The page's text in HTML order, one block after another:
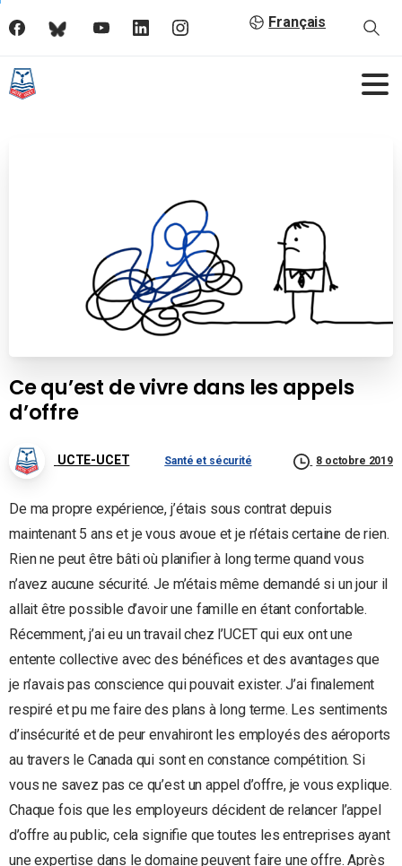
Français
Ce qu’est de vivre dans les appels
d’offre
UCTE-UCET Santé et sécurité 8 octobre 2019
De ma propre expérience, j’étais sous contrat depuis
maintenant 5 ans et je vous avoue et je n’étais certaine de rien.
Rien ne peut être bâti où planifier à long terme quand vous
n’avez aucune sécurité. Je m’étais même demandé si un jour il
allait être possible d’avoir une famille en étant confortable.
Récemment, j’ai eu un travail chez l’UCET qui eux ont une
entente collective avec des bénéfices et des avantages que
je n’avais pas conscience qui pouvait exister. J’ai finalement
respiré et pu me faire des plans à long terme. Les sentiments
d’insécurité et de peur envahiront les employés des aéroports
au travers le Canada qui sont en constance compétition. Si
vous ne savez pas ce qu’est un appel d’offre, je vous explique.
Chaque fois que les employeurs décident de relancer l’appel
d’offre au public, cela signifie que toutes les entreprises ayant
une expertise dans le domaine peuvent faire une offre. Après